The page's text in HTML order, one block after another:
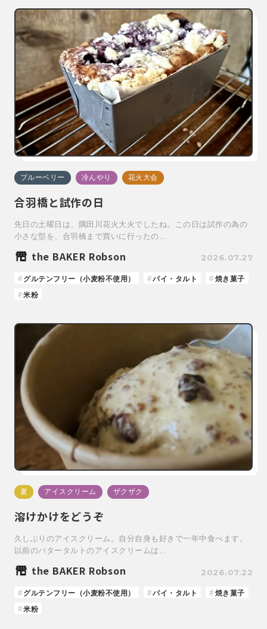
ブルーベリー 冷んやり 花火大会
合羽橋と試作の日
先日の土曜日は、隅田川花火大火でしたね。この日は試作の為の
小さな型を、合羽橋まで買いに行ったの…
the BAKER Robson 2026.07.27
グルテンフリー（小麦粉不使用） パイ・タルト
焼き菓子
米粉
夏 アイスクリーム ザクザク
溶けかけをどうぞ
久しぶりのアイスクリーム。自分自身も好きで一年中食べます。
以前のバタータルトのアイスクリームは…
the BAKER Robson 2026.07.22
グルテンフリー（小麦粉不使用） パイ・タルト
焼き菓子
米粉